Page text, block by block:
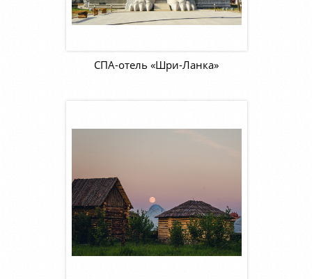
СПА-отель «Шри-Ланка»